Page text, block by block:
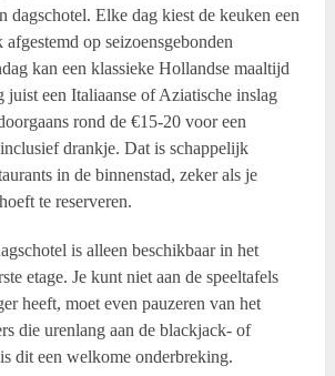
dagschotel. Elke dag kiest de keuken een
afgestemd op seizoensgebonden
kan een klassieke Hollandse maaltijd
een Italiaanse of Aziatische inslag
rond de €15-20 voor een
drankje. Dat is schappelijk
in de binnenstad, zeker als je
te reserveren.
is alleen beschikbaar in het
etage. Je kunt niet aan de speeltafels
heeft, moet even pauzeren van het
die urenlang aan de blackjack- of
dit een welkome onderbreking.